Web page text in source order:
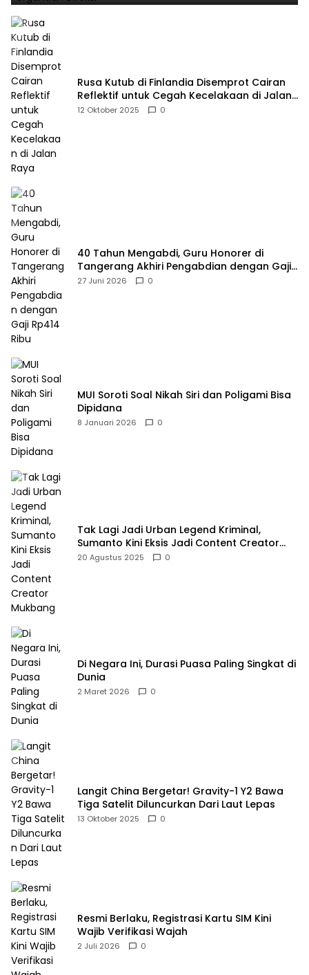
Rusa Kutub di Finlandia Disemprot Cairan
Reflektif untuk Cegah Kecelakaan di Jalan
Raya
12 Oktober 2025 0
40 Tahun Mengabdi, Guru Honorer di
Tangerang Akhiri Pengabdian dengan Gaji
Rp414 Ribu
27 Juni 2026 0
MUI Soroti Soal Nikah Siri dan Poligami Bisa
Dipidana
8 Januari 2026 0
Tak Lagi Jadi Urban Legend Kriminal,
Sumanto Kini Eksis Jadi Content Creator
Mukbang
20 Agustus 2025 0
Di Negara Ini, Durasi Puasa Paling Singkat di
Dunia
2 Maret 2026 0
Langit China Bergetar! Gravity-1 Y2 Bawa
Tiga Satelit Diluncurkan Dari Laut Lepas
13 Oktober 2025 0
Resmi Berlaku, Registrasi Kartu SIM Kini
Wajib Verifikasi Wajah
2 Juli 2026 0